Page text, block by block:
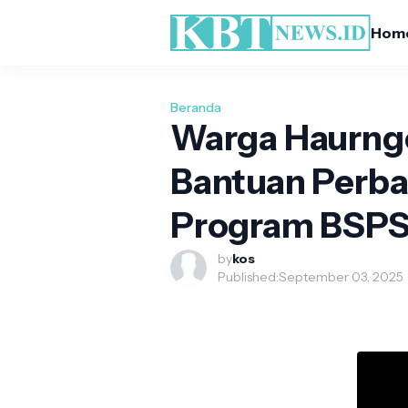
Beranda
Warga
Bantuan
Program
bykos
Published:September 03, 2025